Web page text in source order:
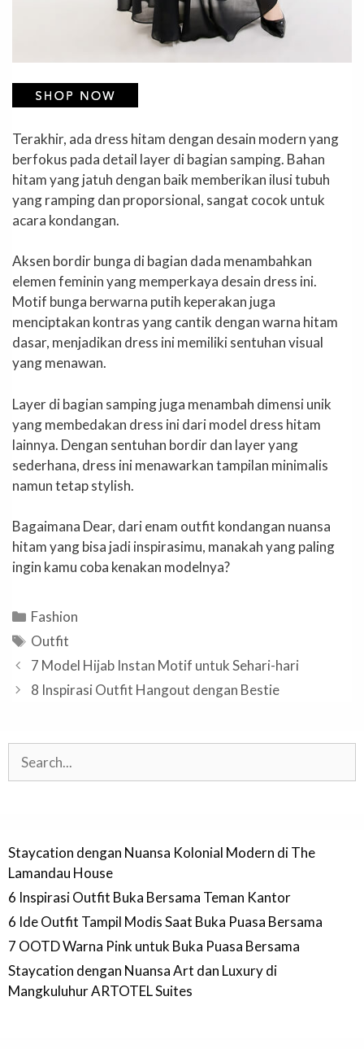
Terakhir, ada dress hitam dengan desain modern yang
berfokus pada detail layer di bagian samping. Bahan
hitam yang jatuh dengan baik memberikan ilusi tubuh
yang ramping dan proporsional, sangat cocok untuk
acara kondangan.
Aksen bordir bunga di bagian dada menambahkan
elemen feminin yang memperkaya desain dress ini.
Motif bunga berwarna putih keperakan juga
menciptakan kontras yang cantik dengan warna hitam
dasar, menjadikan dress ini memiliki sentuhan visual
yang menawan.
Layer di bagian samping juga menambah dimensi unik
yang membedakan dress ini dari model dress hitam
lainnya. Dengan sentuhan bordir dan layer yang
sederhana, dress ini menawarkan tampilan minimalis
namun tetap stylish.
Bagaimana Dear, dari enam outfit kondangan nuansa
hitam yang bisa jadi inspirasimu, manakah yang paling
ingin kamu coba kenakan modelnya?
Categories
Fashion
Tags
Outfit
7 Model Hijab Instan Motif untuk Sehari-hari
8 Inspirasi Outfit Hangout dengan Bestie
Staycation dengan Nuansa Kolonial Modern di The
Lamandau House
6 Inspirasi Outfit Buka Bersama Teman Kantor
6 Ide Outfit Tampil Modis Saat Buka Puasa Bersama
7 OOTD Warna Pink untuk Buka Puasa Bersama
Staycation dengan Nuansa Art dan Luxury di
Mangkuluhur ARTOTEL Suites